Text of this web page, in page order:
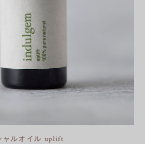
ャルオイル uplift